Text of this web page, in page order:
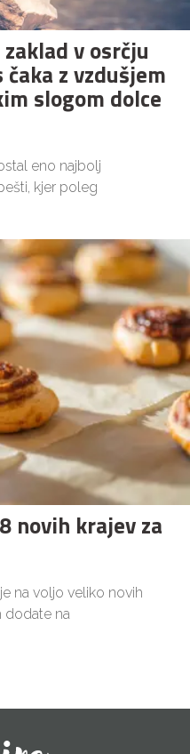
v osrčju
z vzdušjem
slogom dolce
eno najbolj
kjer poleg
novih krajev za
na voljo veliko novih
dodate na